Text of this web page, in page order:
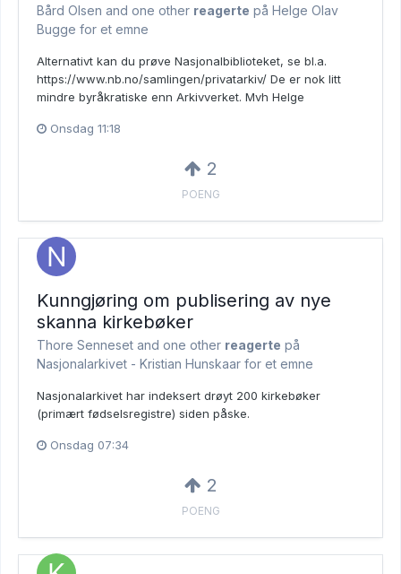
Bård Olsen and one other reagerte på Helge Olav
Bugge for et emne
Alternativt kan du prøve Nasjonalbiblioteket, se bl.a.
https://www.nb.no/samlingen/privatarkiv/ De er nok litt
mindre byråkratiske enn Arkivverket. Mvh Helge
Onsdag 11:18
2
POENG
Kunngjøring om publisering av nye
skanna kirkebøker
Thore Senneset and one other reagerte på
Nasjonalarkivet - Kristian Hunskaar for et emne
Nasjonalarkivet har indeksert drøyt 200 kirkebøker
(primært fødselsregistre) siden påske.
Onsdag 07:34
2
POENG